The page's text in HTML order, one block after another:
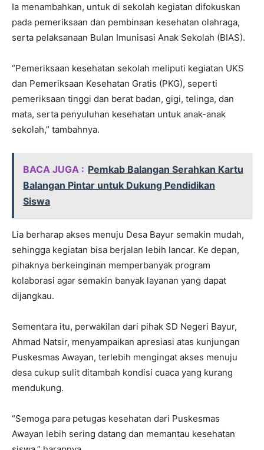
Ia menambahkan, untuk di sekolah kegiatan difokuskan
pada pemeriksaan dan pembinaan kesehatan olahraga,
serta pelaksanaan Bulan Imunisasi Anak Sekolah (BIAS).
“Pemeriksaan kesehatan sekolah meliputi kegiatan UKS
dan Pemeriksaan Kesehatan Gratis (PKG), seperti
pemeriksaan tinggi dan berat badan, gigi, telinga, dan
mata, serta penyuluhan kesehatan untuk anak-anak
sekolah,” tambahnya.
BACA JUGA : Pemkab Balangan Serahkan Kartu
Balangan Pintar untuk Dukung Pendidikan
Siswa
Lia berharap akses menuju Desa Bayur semakin mudah,
sehingga kegiatan bisa berjalan lebih lancar. Ke depan,
pihaknya berkeinginan memperbanyak program
kolaborasi agar semakin banyak layanan yang dapat
dijangkau.
Sementara itu, perwakilan dari pihak SD Negeri Bayur,
Ahmad Natsir, menyampaikan apresiasi atas kunjungan
Puskesmas Awayan, terlebih mengingat akses menuju
desa cukup sulit ditambah kondisi cuaca yang kurang
mendukung.
“Semoga para petugas kesehatan dari Puskesmas
Awayan lebih sering datang dan memantau kesehatan